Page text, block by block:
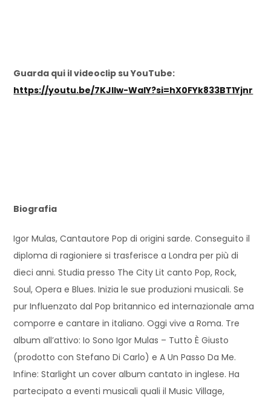
Guarda qui il videoclip su YouTube:
https://youtu.be/7KJllw-WaIY?si=hX0FYk833BT1Yjnr
Biografia
Igor Mulas, Cantautore Pop di origini sarde. Conseguito il
diploma di ragioniere si trasferisce a Londra per più di
dieci anni. Studia presso The City Lit canto Pop, Rock,
Soul, Opera e Blues. Inizia le sue produzioni musicali. Se
pur Influenzato dal Pop britannico ed internazionale ama
comporre e cantare in italiano. Oggi vive a Roma. Tre
album all’attivo: Io Sono Igor Mulas – Tutto È Giusto
(prodotto con Stefano Di Carlo) e A Un Passo Da Me.
Infine: Starlight un cover album cantato in inglese. Ha
partecipato a eventi musicali quali il Music Village,